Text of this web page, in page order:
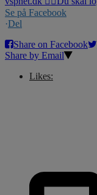
Se på Facebook
·Del
Share on Facebook
Share by Email
Likes: